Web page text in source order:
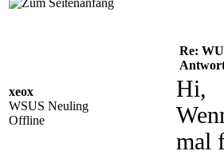
xeox
WSUS Neuling
Offline
Re:
Hi,
mal